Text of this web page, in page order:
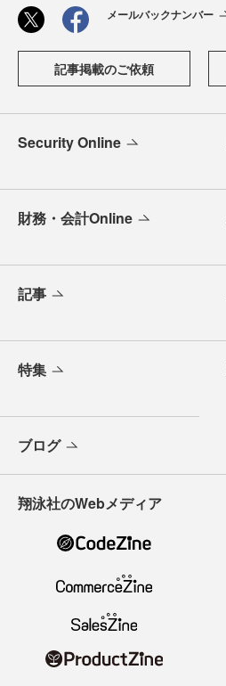
メールバックナンバー
記事掲載のご依頼
Security Online
財務・会計Online
記事
特集
ブログ
翔泳社のWebメディア